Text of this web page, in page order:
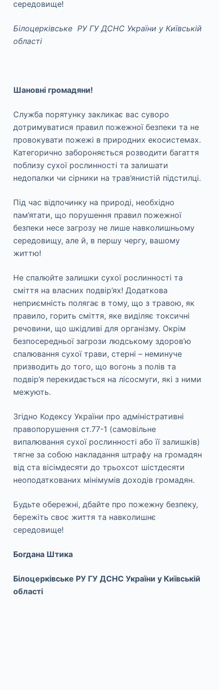
середовище!
Білоцерківське РУ ГУ ДСНС України у Київській
області
Шановні громадяни!
Служба порятунку закликає вас суворо
дотримуватися правил пожежної безпеки та не
провокувати пожежі в природних екосистемах.
Категорично забороняється розводити багаття
поблизу сухої рослинності та залишати
недопалки чи сірники на трав’янистій підстилці.
Під час відпочинку на природі, необхідно
пам’ятати, що порушення правил пожежної
безпеки несе загрозу не лише навколишньому
середовищу, але й, в першу чергу, вашому
життю!
Не спалюйте залишки сухої рослинності та
сміття на власних подвір’ях! Додаткова
неприємність полягає в тому, що з травою, як
правило, горить сміття, яке виділяє токсичні
речовини, що шкідливі для організму. Окрім
безпосередньої загрози людському здоров’ю
спалювання сухої трави, стерні – неминуче
призводить до того, що вогонь з полів та
подвір’я перекидається на лісосмуги, які з ними
межують.
Згідно Кодексу України про адміністративні
правопорушення ст.77-1 (самовільне
випалювання сухої рослинності або її залишків)
тягне за собою накладання штрафу на громадян
від ста вісімдесяти до трьохсот шістдесяти
неоподаткованих мінімумів доходів громадян.
Будьте обережні, дбайте про пожежну безпеку,
бережіть своє життя та навколишнє
середовище!
Богдана Штика
Білоцерківське РУ ГУ ДСНС України у Київській
області